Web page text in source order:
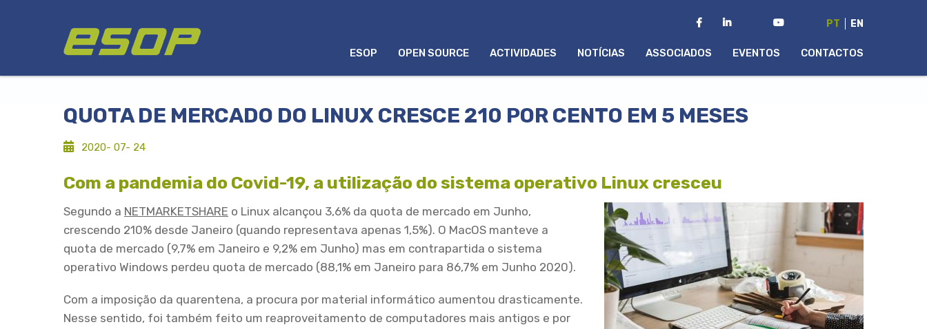
PT EN
MENU
PORTUGUÊS
ESOP OPEN SOURCE ACTIVIDADES NOTÍCIAS ASSOCIADOS EVENTOS CONTACTOS
QUOTA DE MERCADO DO LINUX CRESCE 210 POR CENTO EM 5 MESES
2020- 07- 24
Com a pandemia do Covid-19, a utilização do sistema operativo Linux cresceu
Segundo a NETMARKETSHARE o Linux alcançou 3,6% da quota de mercado em Junho,
crescendo 210% desde Janeiro (quando representava apenas 1,5%). O MacOS manteve a
quota de mercado (9,7% em Janeiro e 9,2% em Junho) mas em contrapartida o sistema
operativo Windows perdeu quota de mercado (88,1% em Janeiro para 86,7% em Junho 2020).
Com a imposição da quarentena, a procura por material informático aumentou drasticamente.
Nesse sentido, foi também feito um reaproveitamento de computadores mais antigos e por